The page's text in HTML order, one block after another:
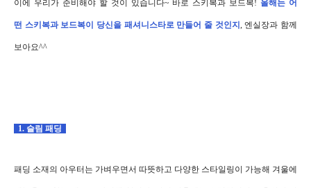
이에 우리가 준비해야 할 것이 있습니다~ 바로 스키복과 보드복! 올해는 어
떤 스키복과 보드복이 당신을 패셔니스타로 만들어 줄 것인지 , 엔실장과 함께
보아요^^
1. 슬림 패딩
패딩 소재의 아우터는 가벼우면서 따뜻하고 다양한 스타일링이 가능해 겨울에